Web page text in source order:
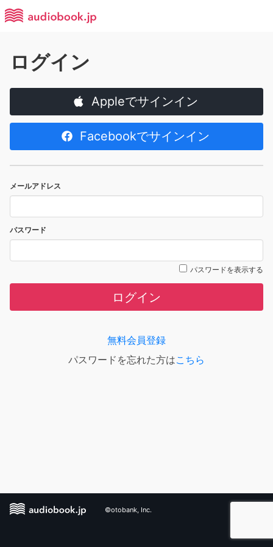
ログイン
Appleでサインイン
Facebookでサインイン
メールアドレス
パスワード
パスワードを表示する
ログイン
無料会員登録
パスワードを忘れた方はこちら
©otobank, Inc.